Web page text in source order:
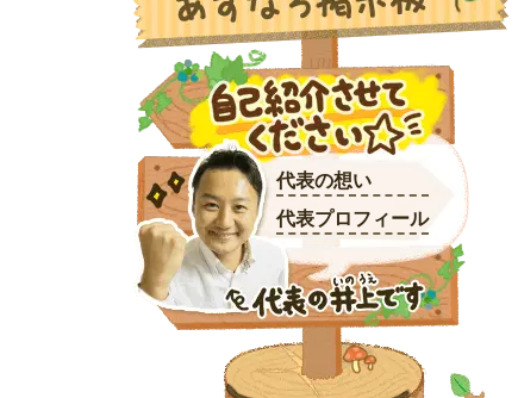
代表の想い
代表プロフィール